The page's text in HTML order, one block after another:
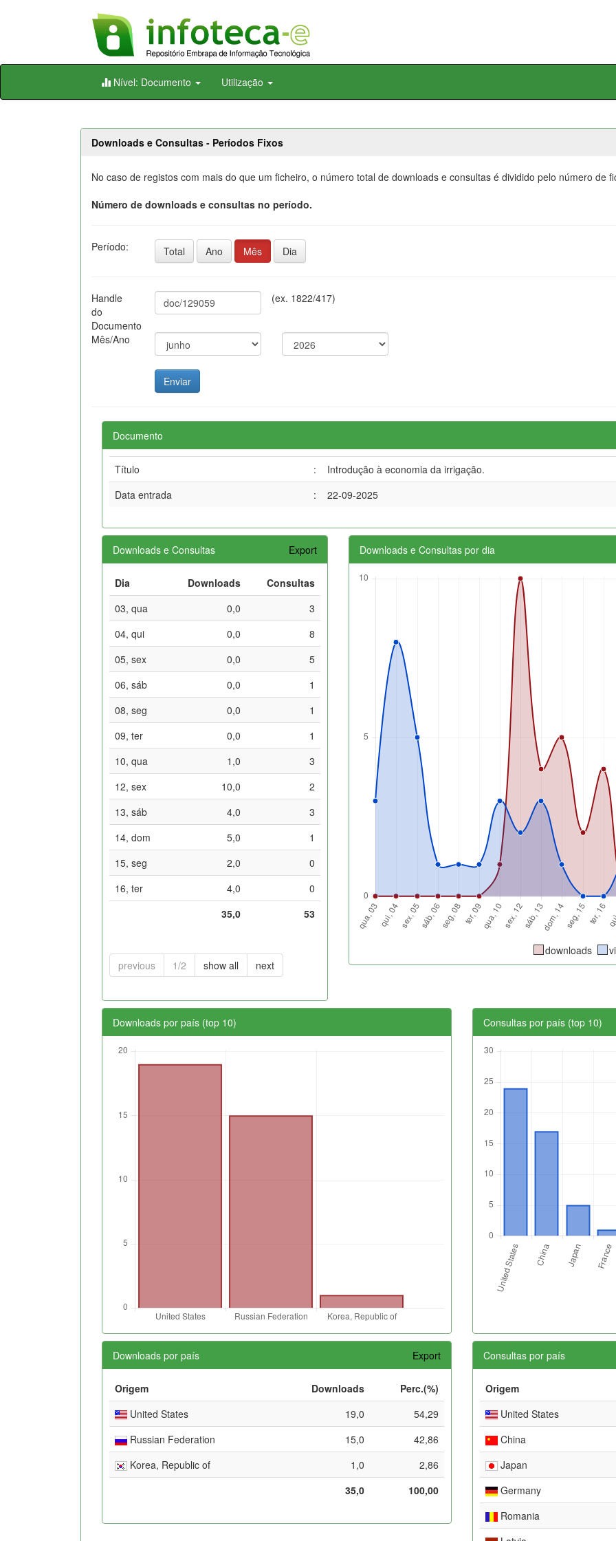
Skip
Nível: Documento Utilização
Downloads e Consultas - Períodos Fixos
No caso de registos com mais do que um ficheiro, o número total de downloads e consultas é dividido pelo número de
Número de downloads e consultas no período.
Período: Total Ano Mês Dia
Handle
do
Documento
(ex. 1822/417)
Mês/Ano
Documento
Título :
Introdução à economia da irrigação.
Data entrada
: 22-09-2025
Downloads e Consultas Export
Dia Downloads
Consultas
03, qua
0,0
3
04, qui
0,0
8
05, sex
0,0
5
06, sáb
0,0
1
08, seg
0,0
1
09, ter
0,0
1
10, qua
1,0
3
12, sex
10,0
2
13, sáb
4,0
3
14, dom
5,0
1
15, seg
2,0
0
16, ter
4,0
0
35,0
53
previous 1/2 show all next
Downloads e Consultas por dia
downloads
Downloads por país (top 10) Consultas por país (top 10)
Downloads por país Export
Origem Downloads
Perc.(%)
United States
19,0
54,29
Russian Federation
15,0
42,86
Korea, Republic of
1,0
2,86
35,0
100,00
Consultas por país
Origem
United States
China
Japan
Germany
Romania